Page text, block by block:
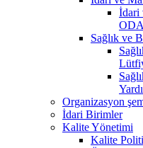
İdari
Sağlık ve
Organizasyon
İdari Birimler
Kalite Yönetimi
Kalite